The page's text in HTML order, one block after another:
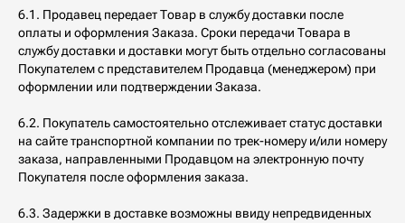
6.1. Продавец передает Товар в службу доставки после
оплаты и оформления Заказа. Сроки передачи Товара в
службу доставки и доставки могут быть отдельно согласованы
Покупателем с представителем Продавца (менеджером) при
оформлении или подтверждении Заказа.
6.2. Покупатель самостоятельно отслеживает статус доставки
на сайте транспортной компании по трек-номеру и/или номеру
заказа, направленными Продавцом на электронную почту
Покупателя после оформления заказа.
6.3. Задержки в доставке возможны ввиду непредвиденных